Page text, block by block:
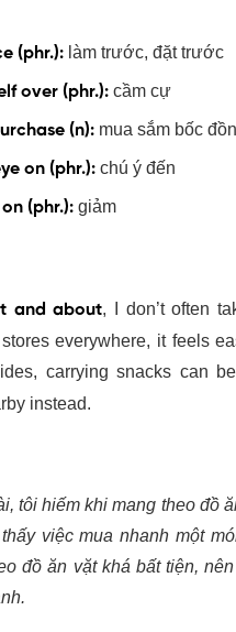
(phr.): làm trước, đặt trước
over
(phr.):
cầm cự
(n):
mua sắm bốc
on (phr.):
chú ý đến
stores everywhere, it feels
carrying snacks can
instead.
thấy việc mua nhanh
theo đồ ăn vặt khá bất
quanh.